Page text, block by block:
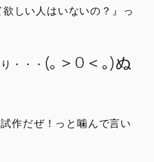
しい人はいないの？』っ
・・・ (｡＞0＜｡)ぬ
作だぜ！っと噛んで言い